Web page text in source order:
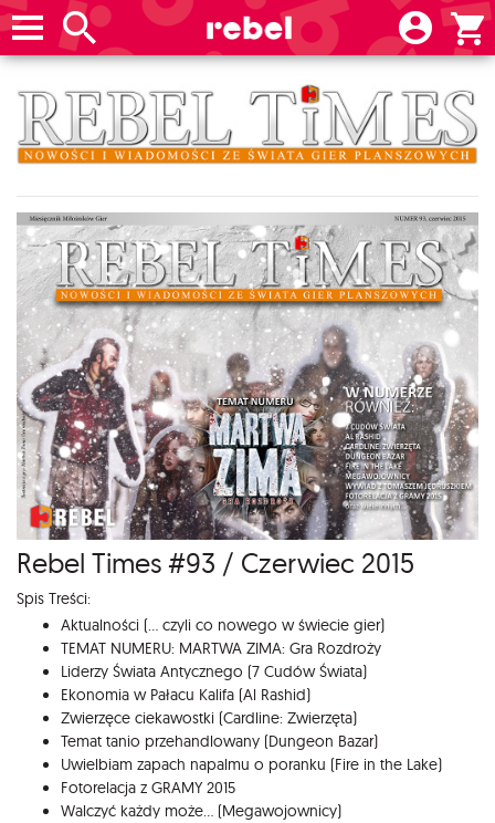
Rebel Times #93 / Czerwiec 2015
Spis Treści:
Aktualności (... czyli co nowego w świecie gier)
TEMAT NUMERU: MARTWA ZIMA: Gra Rozdroży
Liderzy Świata Antycznego (7 Cudów Świata)
Ekonomia w Pałacu Kalifa (Al Rashid)
Zwierzęce ciekawostki (Cardline: Zwierzęta)
Temat tanio przehandlowany (Dungeon Bazar)
Uwielbiam zapach napalmu o poranku (Fire in the Lake)
Fotorelacja z GRAMY 2015
Walczyć każdy może... (Megawojownicy)